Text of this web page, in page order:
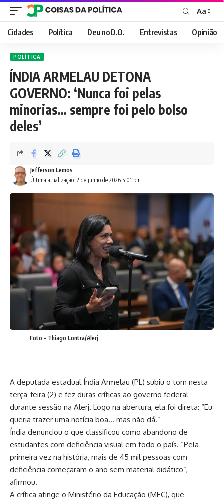
Font
Resizer
Aa
Cidades Política Deu no D.O. Entrevistas Opinião
POLÍTICA
ÍNDIA ARMELAU DETONA
GOVERNO: ‘Nunca foi pelas
minorias… sempre foi pelo bolso
deles’
Última atualização: 2 de junho de 2026 5:01 pm
Jefferson Lemos
Foto - Thiago Lontra/Alerj
A deputada estadual Índia Armelau (PL) subiu o tom nesta
terça-feira (2) e fez duras críticas ao governo federal
durante sessão na Alerj. Logo na abertura, ela foi direta: “Eu
queria trazer uma notícia boa… mas não dá.”
Índia denunciou o que classificou como abandono de
estudantes com deficiência visual em todo o país. “Pela
primeira vez na história, mais de 45 mil pessoas com
deficiência começaram o ano sem material didático”,
afirmou.
A crítica atinge o Ministério da Educação (MEC), que